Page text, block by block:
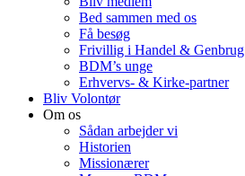
Bed sammen med os
Få besøg
Frivillig i Handel & Genbrug
BDM’s unge
Erhvervs- & Kirke-partner
Bliv Volontør
Om os
Sådan arbejder vi
Historien
Missionærer